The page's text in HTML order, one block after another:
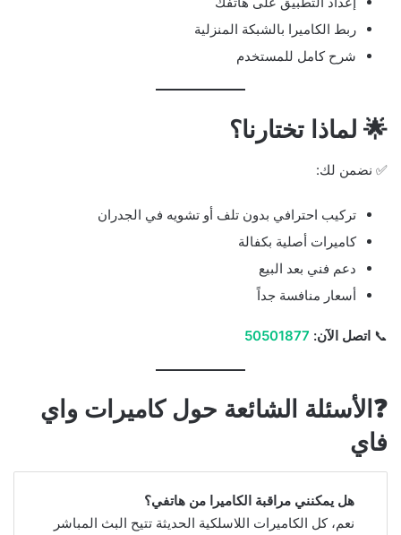
ربط الكاميرا بالشبكة المنزلية
شرح كامل للمستخدم
🌟 لماذا تختارنا؟
✅ نضمن لك:
تركيب احترافي بدون تلف أو تشويه في الجدران
كاميرات أصلية بكفالة
دعم فني بعد البيع
أسعار منافسة جداً
📞 اتصل الآن: 50501877
❓الأسئلة الشائعة حول كاميرات واي
فاي
هل يمكنني مراقبة الكاميرا من هاتفي؟
نعم، كل الكاميرات اللاسلكية الحديثة تتيح البث المباشر